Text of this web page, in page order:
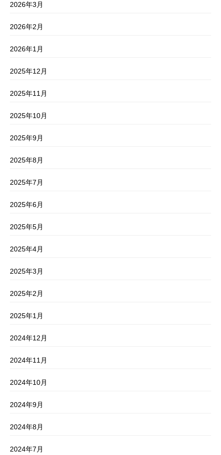
2026年3月
2026年2月
2026年1月
2025年12月
2025年11月
2025年10月
2025年9月
2025年8月
2025年7月
2025年6月
2025年5月
2025年4月
2025年3月
2025年2月
2025年1月
2024年12月
2024年11月
2024年10月
2024年9月
2024年8月
2024年7月